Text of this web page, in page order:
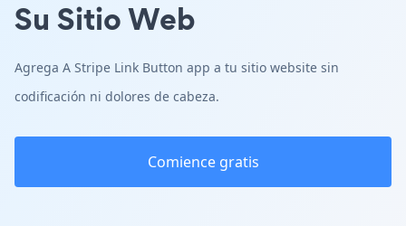
Su Sitio Web
Agrega A Stripe Link Button app a tu sitio website sin
codificación ni dolores de cabeza.
Comience gratis